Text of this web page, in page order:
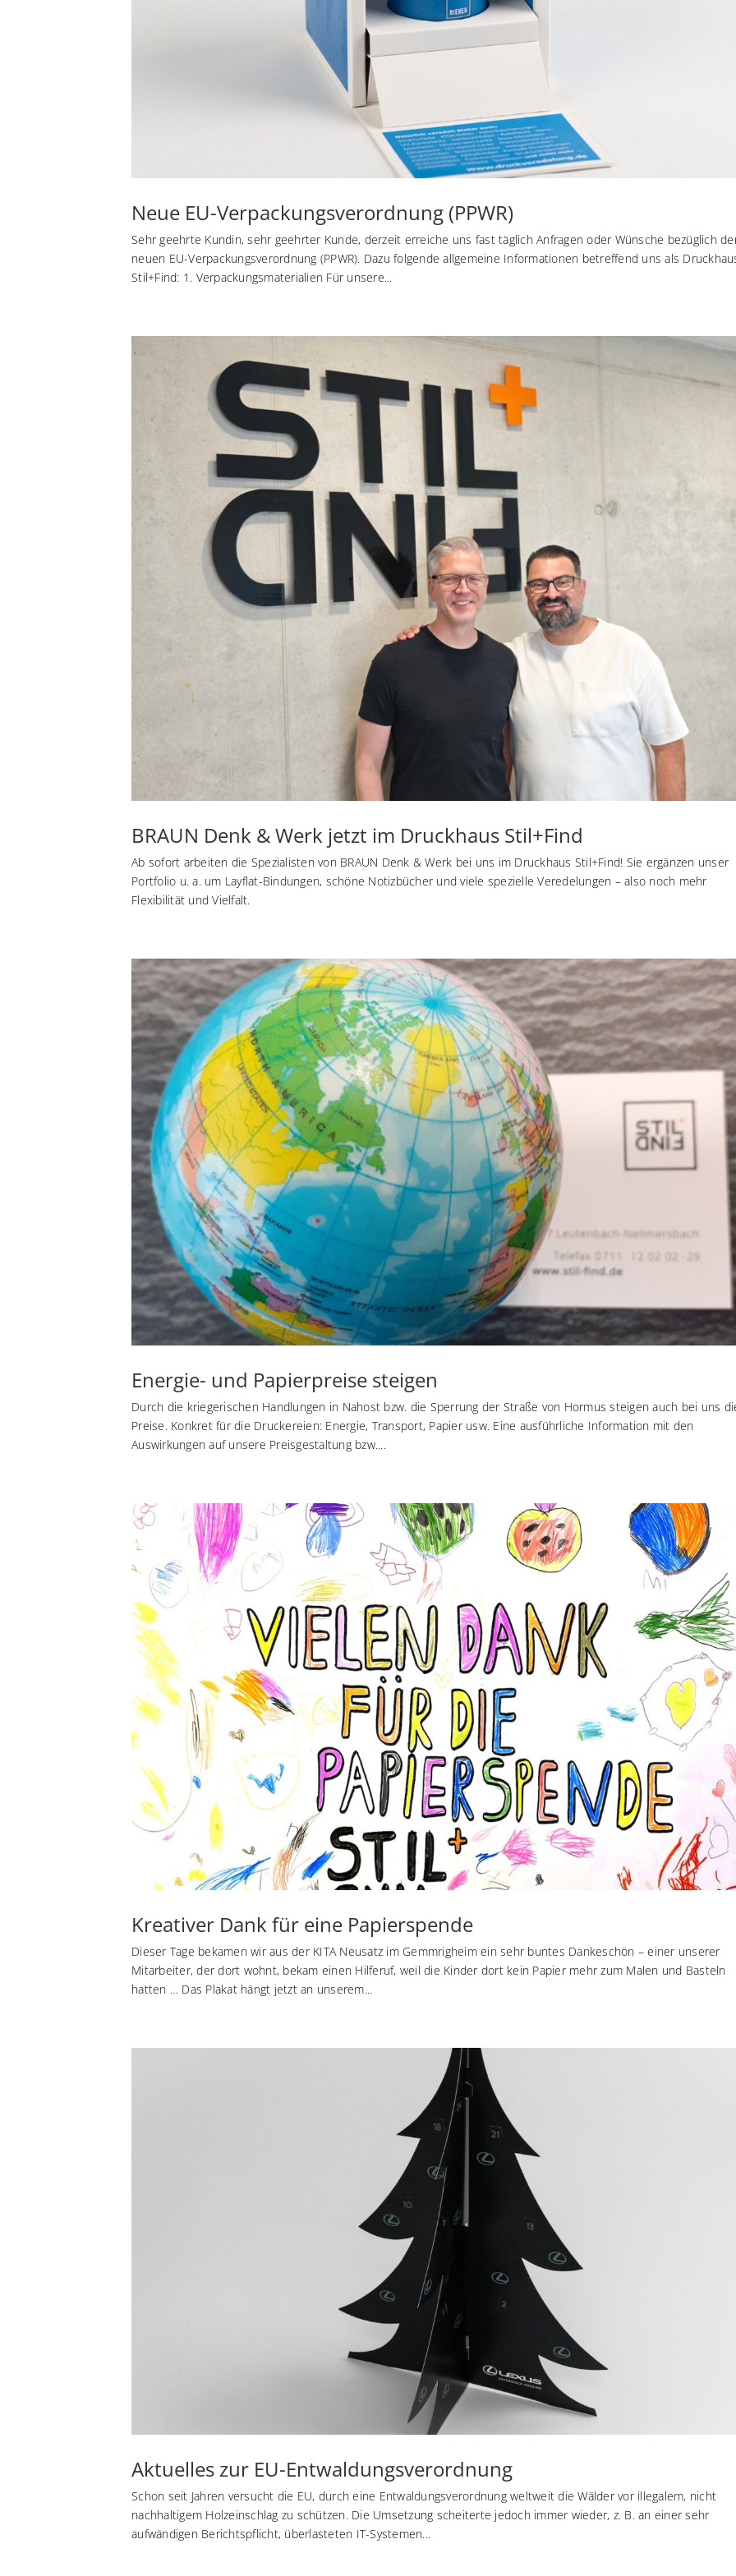
Neue EU-Verpackungsverordnung (PPWR)
Sehr geehrte Kundin, sehr geehrter Kunde, derzeit erreiche uns fast täglich Anfragen oder Wünsche bezüglich
neuen EU-Verpackungsverordnung (PPWR). Dazu folgende allgemeine Informationen betreffend uns als
Stil+Find: 1. Verpackungsmaterialien Für unsere...
BRAUN Denk & Werk jetzt im Druckhaus Stil+Find
Ab sofort arbeiten die Spezialisten von BRAUN Denk & Werk bei uns im Druckhaus Stil+Find! Sie ergänzen unser
Portfolio u. a. um Layflat-Bindungen, schöne Notizbücher und viele spezielle Veredelungen – also noch mehr
Flexibilität und Vielfalt.
Energie- und Papierpreise steigen
Durch die kriegerischen Handlungen in Nahost bzw. die Sperrung der Straße von Hormus steigen auch bei uns
Preise. Konkret für die Druckereien: Energie, Transport, Papier usw. Eine ausführliche Information mit den
Auswirkungen auf unsere Preisgestaltung bzw....
Kreativer Dank für eine Papierspende
Dieser Tage bekamen wir aus der KITA Neusatz im Gemmrigheim ein sehr buntes Dankeschön – einer unserer
Mitarbeiter, der dort wohnt, bekam einen Hilferuf, weil die Kinder dort kein Papier mehr zum Malen und Basteln
hatten … Das Plakat hängt jetzt an unserem...
Aktuelles zur EU-Entwaldungsverordnung
Schon seit Jahren versucht die EU, durch eine Entwaldungsverordnung weltweit die Wälder vor illegalem, nicht
nachhaltigem Holzeinschlag zu schützen. Die Umsetzung scheiterte jedoch immer wieder, z. B. an einer sehr
aufwändigen Berichtspflicht, überlasteten IT-Systemen...